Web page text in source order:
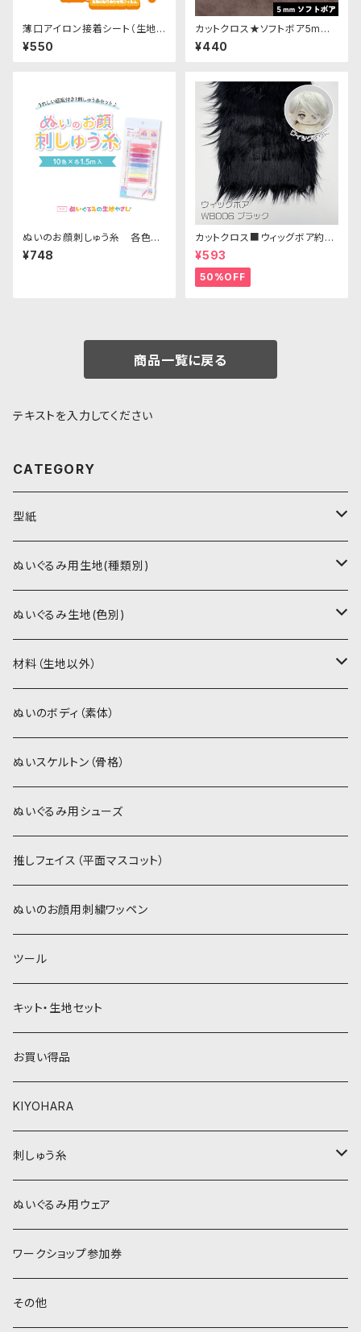
薄口アイロン接着シート（生地
の貼り合わせ用フィルム）
¥550
カットクロス★ソフトボア5mm
(ダークココア)LB038 ボア生
地 50cm × 45cm
¥440
ぬいのお顔刺しゅう糸 各色｜
清原株式会社
¥748
カットクロス■ウィッグボア約8c
m(ブラック)WB006ボア生地 2
5cm × 45cm
¥593
50%OFF
商品一覧に戻る
テキストを入力してください
CATEGORY
型紙
書籍（紙の本）
PDFデータ（ダウンロード）
ぬいぐるみ用生地(種類別)
ソフトボア（短毛）
ソフトボア（5mm）
ぬいトリコット
スキンカラー生地
カーリーベルボア
パウダーボア（4mm）
ウィッグボア（8cm）
ぬいぐるみ生地(色別)
ソフトボア
スキンカラー系
白系
黄色・クリーム系
ベージュ・ブラウン系
ぬいトリコット
スキンカラー系
白系
黄色・クリーム系
ベージュ・ブラウン系
材料（生地以外）
アイロン接着シート
ステッチカラー
ミニワッペン
リボン
ぬいのボディ（素体）
ぬいスケルトン（骨格）
ぬいぐるみ用シューズ
推しフェイス（平面マスコット）
ぬいのお顔用刺繍ワッペン
ツール
キット・生地セット
お買い得品
KIYOHARA
刺しゅう糸
COSMO 25番刺しゅう糸
ぬいぐるみ用ウェア
ワークショップ参加券
その他